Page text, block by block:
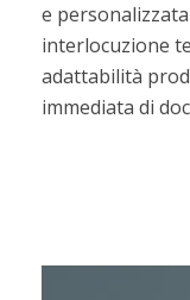
e
interlocuzione
adattabilità
immediata di